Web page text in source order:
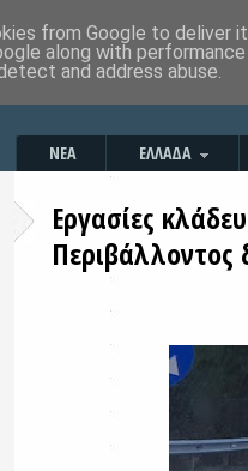
ΝΕΑ ΕΛΛΑΔΑ
Εργασίες
Περιβάλλοντος
from Google to deliver
along with
and address abuse.